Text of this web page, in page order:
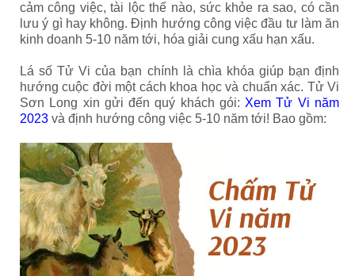
cảm công việc, tài lộc thế nào, sức khỏe ra sao, có cần
lưu ý gì hay không. Định hướng công việc đầu tư làm ăn
kinh doanh 5-10 năm tới, hóa giải cung xấu hạn xấu.
Lá số Tử Vi của bạn chính là chìa khóa giúp bạn định
hướng cuộc đời một cách khoa học và chuẩn xác. Tử Vi
Sơn Long xin gửi đến quý khách gói: Xem Tử Vi năm
2023 và định hướng công việc 5-10 năm tới! Bao gồm: